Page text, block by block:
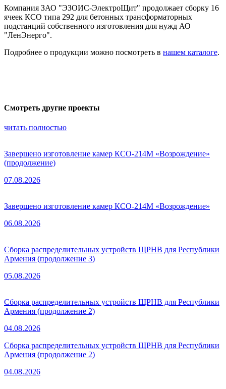
Компания ЗАО "ЭЗОИС-ЭлектроЩит" продолжает сборку 16
ячеек КСО типа 292 для бетонных трансформаторных
подстанций собственного изготовления для нужд АО
"ЛенЭнерго".
Подробнее о продукции можно посмотреть в нашем каталоге.
Смотреть другие проекты
читать полностью
Завершено изготовление камер КСО-214М «Возрождение»
(продолжение)
07.08.2026
Завершено изготовление камер КСО-214М «Возрождение»
06.08.2026
Сборка распределительных устройств ЩРНВ для Республики
Армения (продолжение 3)
05.08.2026
Сборка распределительных устройств ЩРНВ для Республики
Армения (продолжение 2)
04.08.2026
Сборка распределительных устройств ЩРНВ для Республики
Армения (продолжение 2)
04.08.2026